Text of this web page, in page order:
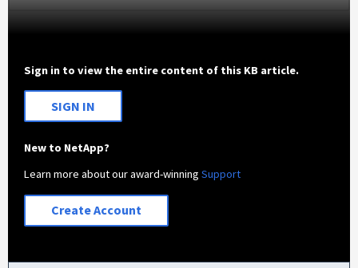
Sign in to view the entire content of this KB article.
SIGN IN
New to NetApp?
Learn more about our award-winningSupport
Create Account